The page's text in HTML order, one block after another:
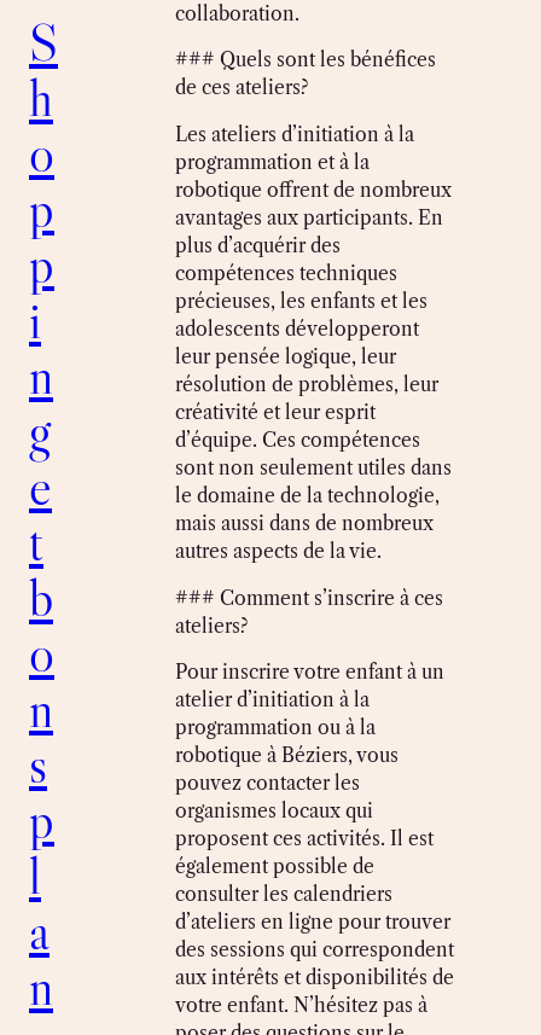
S
h
o
p
p
i
n
g
e
t
b
o
n
s
p
l
a
n
collaboration.
### Quels sont les bénéfices
de ces ateliers?
Les ateliers d’initiation à la
programmation et à la
robotique offrent de nombreux
avantages aux participants. En
plus d’acquérir des
compétences techniques
précieuses, les enfants et les
adolescents développeront
leur pensée logique, leur
résolution de problèmes, leur
créativité et leur esprit
d’équipe. Ces compétences
sont non seulement utiles dans
le domaine de la technologie,
mais aussi dans de nombreux
autres aspects de la vie.
### Comment s’inscrire à ces
ateliers?
Pour inscrire votre enfant à un
atelier d’initiation à la
programmation ou à la
robotique à Béziers, vous
pouvez contacter les
organismes locaux qui
proposent ces activités. Il est
également possible de
consulter les calendriers
d’ateliers en ligne pour trouver
des sessions qui correspondent
aux intérêts et disponibilités de
votre enfant. N’hésitez pas à